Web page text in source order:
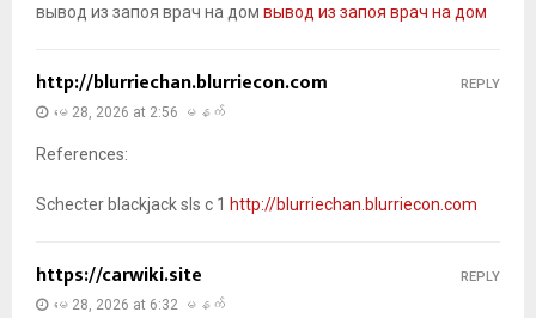
вывод из запоя врач на дом вывод из запоя врач на дом
http://blurriechan.blurriecon.com
မေ 28, 2026 at 2:56 မနက်
References:
Schecter blackjack sls c 1 http://blurriechan.blurriecon.com
REPLY
https://carwiki.site
မေ 28, 2026 at 6:32 မနက်
REPLY